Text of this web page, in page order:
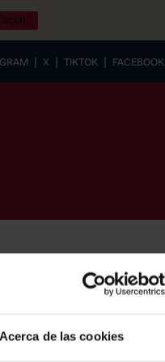
Acerca de las cookies
aquí!
| X | TIKTOK | FACEBOOK